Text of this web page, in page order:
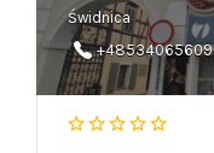
Świdnica
+48534065609